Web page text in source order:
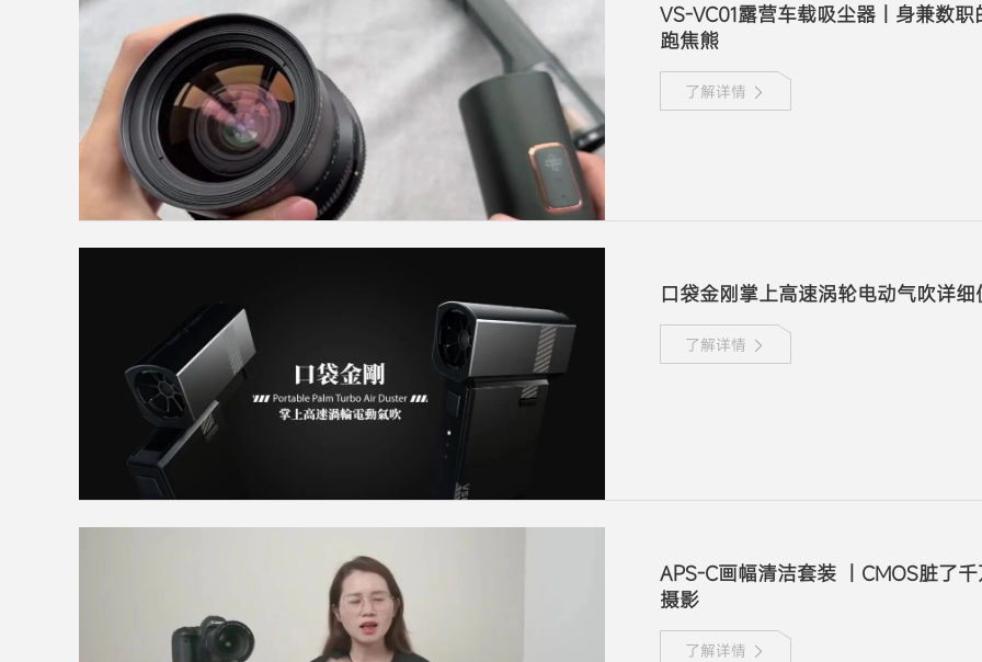
VS-VC01露营车载吸尘器丨身兼数职
跑焦熊
了解详情
口袋金刚掌上高速涡轮电动气吹详细
了解详情
APS-C画幅清洁套装 丨CMOS脏了
摄影
了解详情